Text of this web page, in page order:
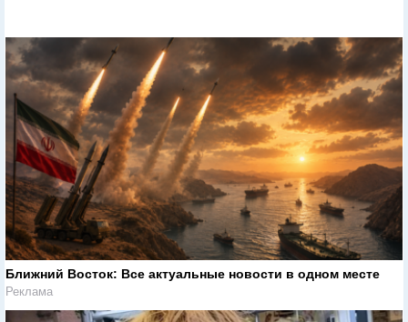
Ближний Восток: Все актуальные новости в одном месте
Реклама